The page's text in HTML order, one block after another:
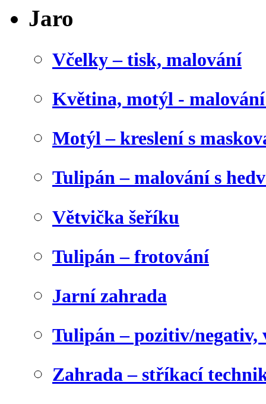
Jaro
Včelky – tisk, malování
Květina, motýl -
Motýl – kreslení s
Tulipán – malování s
Větvička šeříku
Tulipán – frotování
Jarní zahrada
Tulipán – pozitiv/negativ,
Zahrada – stříkací